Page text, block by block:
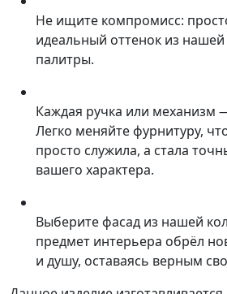
Не ищите компромисс:
идеальный оттенок из
палитры.
Каждая ручка или механизм
Легко меняйте фурнитуру,
просто служила, а стала
вашего характера.
Выберите фасад из нашей
предмет интерьера обрёл
и душу, оставаясь верным